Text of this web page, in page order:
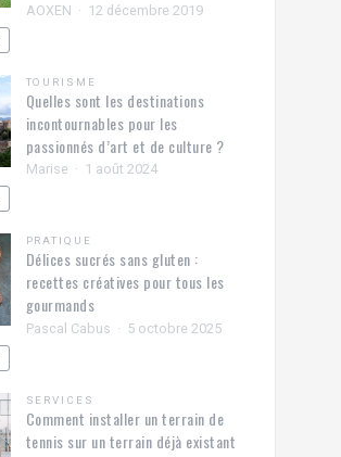
AOXEN
12 décembre 2019
TOURISME
Quelles sont les destinations
incontournables pour les
passionnés d’art et de culture ?
Marise
1 août 2024
PRATIQUE
Délices sucrés sans gluten :
recettes créatives pour tous les
gourmands
Pascal Cabus
5 octobre 2025
SERVICES
Comment installer un terrain de
tennis sur un terrain déjà existant